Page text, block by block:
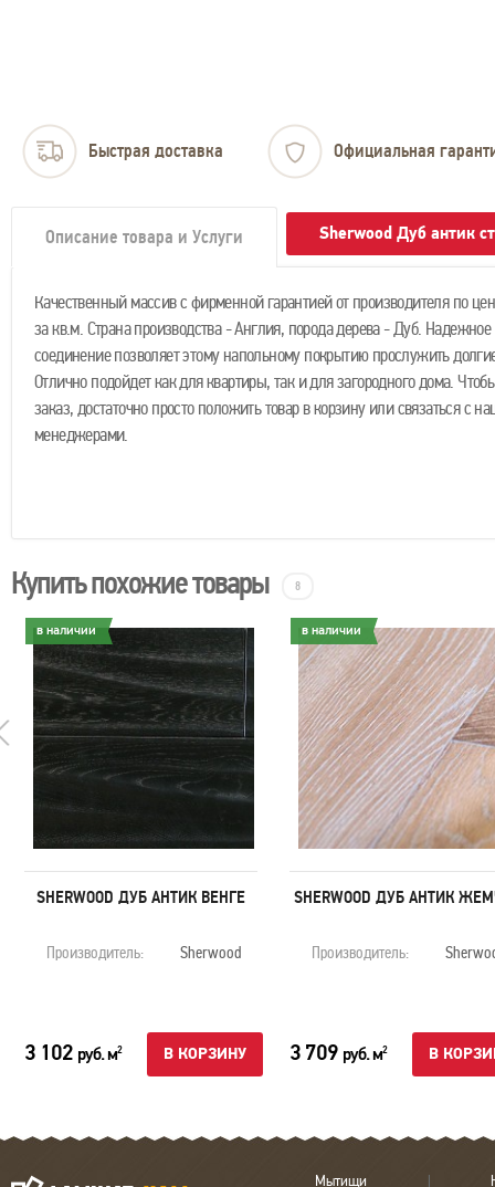
Быстрая доставка Официальная
Описание товара и Услуги Sherwood Дуб антик
Качественный массив с фирменной гарантией от производителя по
за кв.м. Страна производства - Англия, порода дерева - Дуб.
соединение позволяет этому напольному покрытию прослужить
Отлично подойдет как для квартиры, так и для загородного дома.
заказ, достаточно просто положить товар в корзину или связаться с
менеджерами.
Купить похожие товары 8
в наличии
SHERWOOD ДУБ АНТИК ВЕНГЕ
Производитель: Sherwood
3 102 руб. м2 В КОРЗИНУ
в наличии
SHERWOOD ДУБ АНТИК
Производитель:
3 709 руб. м2 В
Мытищи